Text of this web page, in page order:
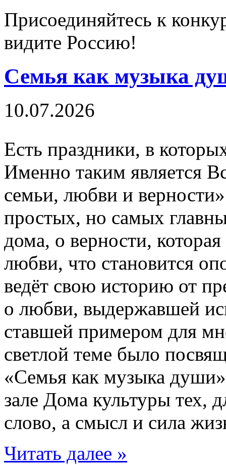
Присоединяйтесь к
видите Россию!
Семья как музыка
10.07.2026
Есть праздники, в
Именно таким является
семьи, любви и
простых, но самых
дома, о верности,
любви, что становится
ведёт свою историю от
о любви, выдержавшей
ставшей примером для
светлой теме было
«Семья как музыка
зале Дома культуры тех,
слово, а смысл и сила
Читать далее »